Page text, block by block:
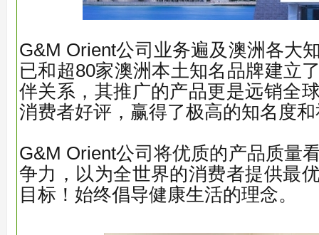
G&M Orient公司业务遍及澳洲各大
已和超80家澳洲本土知名品牌建立
伴关系，其推广的产品更是远销全
消费者好评，赢得了极高的知名度
G&M Orient公司将优质的产品质量
争力，以为全世界的消费者提供最
目标！始终倡导健康生活的理念。